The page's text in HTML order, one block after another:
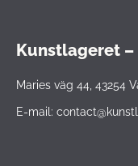
Kunstlageret
Maries väg 44, 43254
E-mail: